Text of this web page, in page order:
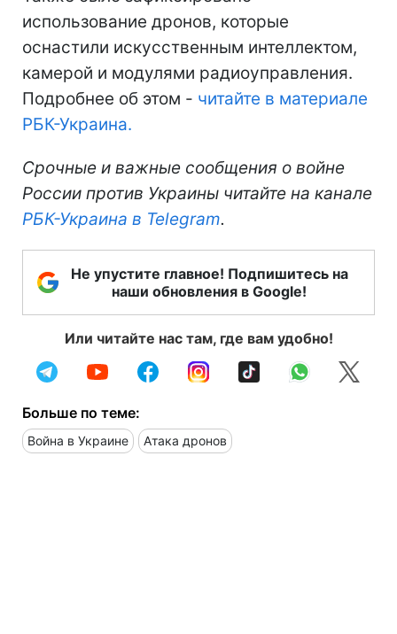
использование дронов, которые
оснастили искусственным интеллектом,
камерой и модулями радиоуправления.
Подробнее об этом - читайте в материале
РБК-Украина.
Срочные и важные сообщения о войне
России против Украины читайте на канале
РБК-Украина в Telegram.
Не упустите главное! Подпишитесь на
наши обновления в Google!
Или читайте нас там, где вам удобно!
Больше по теме:
Война в Украине Атака дронов